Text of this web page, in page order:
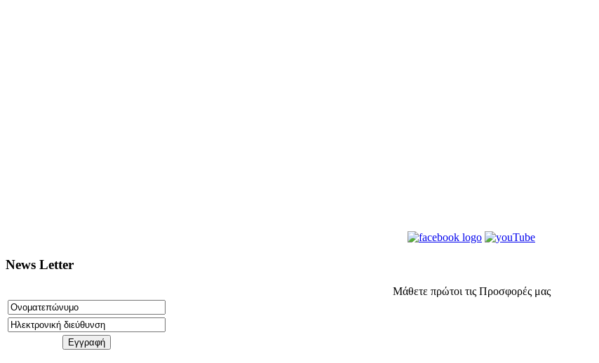
News Letter
Μάθετε πρώτοι τις Προσφορές μας